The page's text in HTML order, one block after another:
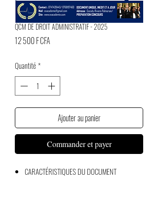
QCM DE DROIT ADMINISTRATIF - 2025
12 500 F CFAPrix
Quantité *
Ajouter au panier
Commander et payer
CARACTÉRISTIQUES DU DOCUMENT